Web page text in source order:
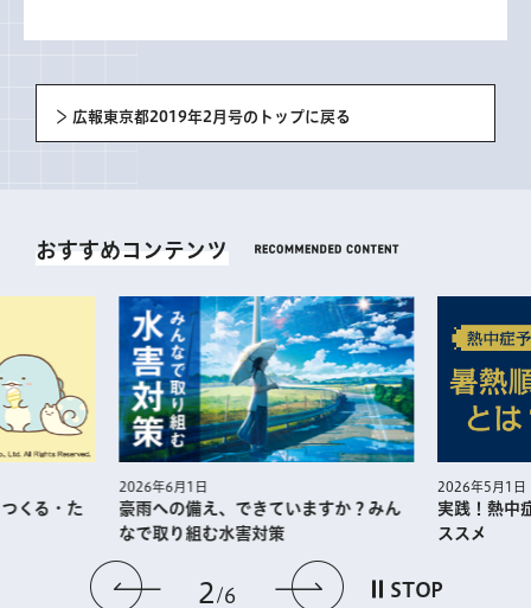
広報東京都2019年2月号のトップに戻る
おすすめコンテンツ
前のスライドを表示
2 6 次のスライドを
STOP
くる・た
2026年6月1日
豪雨への備え、できていますか？みん
なで取り組む水害対策
2026年5月1日
実践！熱中
ススメ